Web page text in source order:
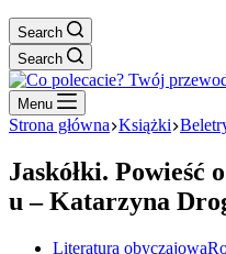
Search
Search
Menu
Strona główna Książki
Jaskółki. Powieść
u – Katarzyna
Literatura obyczajowa